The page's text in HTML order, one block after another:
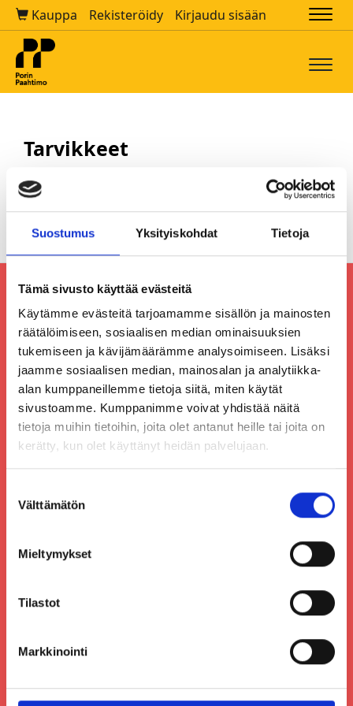
Suostumus Yksityiskohdat Tietoja
Tämä sivusto käyttää evästeitä
Käytämme evästeitä tarjoamamme sisällön ja mainosten
räätälöimiseen, sosiaalisen median ominaisuuksien
tukemiseen ja kävijämäärämme analysoimiseen. Lisäksi
jaamme sosiaalisen median, mainosalan ja analytiikka-
alan kumppaneillemme tietoja siitä, miten käytät
sivustoamme. Kumppanimme voivat yhdistää näitä
tietoja muihin tietoihin, joita olet antanut heille tai joita on
kerätty, kun olet käyttänyt heidän palvelujaan.
valinta
Välttämätön
Mieltymykset
Tilastot
Markkinointi
Kauppa Rekisteröidy Kirjaudu sisään
Tarvikkeet
Porin Paahtimo/Cafe Solo Oy
28100 Pori
0500866011
www.porinpaahtimo.fi